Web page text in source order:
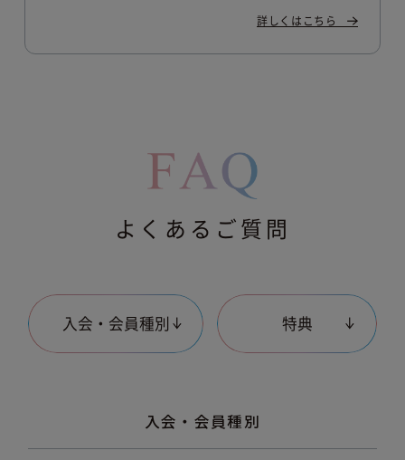
詳しくはこちら
よくあるご質問
入会・会員種別 特典
入会・会員種別